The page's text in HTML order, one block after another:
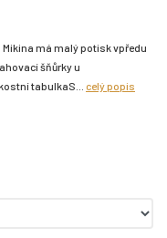
má malý potisk vpředu
šňůrky u
tabulkaS... celý popis